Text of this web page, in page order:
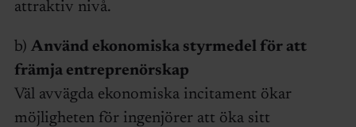
attraktiv nivå.
b) Använd ekonomiska styrmedel för att
främja entreprenörskap
Väl avvägda ekonomiska incitament ökar
möjligheten för ingenjörer att öka sitt